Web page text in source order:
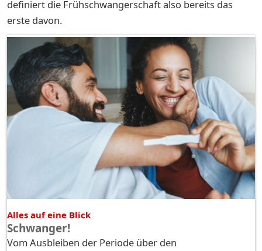
definiert die Frühschwangerschaft also bereits das
erste davon.
Alles auf eine Blick
Schwanger!
Vom Ausbleiben der Periode über den